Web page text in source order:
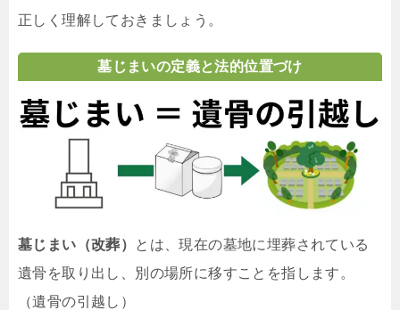
正しく理解しておきましょう。
墓じまいの定義と法的位置づけ
墓じまい（改葬）
とは、現在の墓地に埋葬されている
遺骨を取り出し、別の場所に移すことを指します。
（遺骨の引越し）